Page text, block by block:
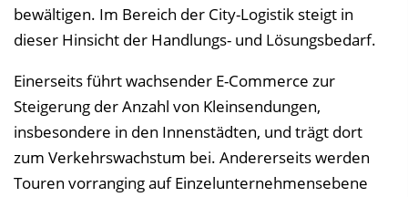
i
l
e
n
bewältigen. Im Bereich der City-Logistik steigt in
dieser Hinsicht der Handlungs- und Lösungsbedarf.
Einerseits führt wachsender E-Commerce zur
Steigerung der Anzahl von Kleinsendungen,
insbesondere in den Innenstädten, und trägt dort
zum Verkehrswachstum bei. Andererseits werden
Touren vorranging auf Einzelunternehmensebene